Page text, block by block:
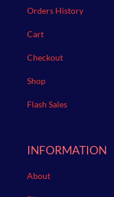
Orders History
Cart
Checkout
Shop
Flash Sales
INFORMATION
About